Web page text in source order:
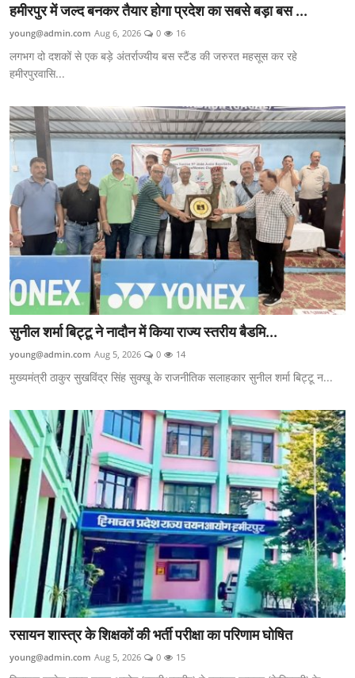
हमीरपुर में जल्द बनकर तैयार होगा प्रदेश का सबसे बड़ा बस ...
young@admin.com Aug 6, 2026 0 16
लगभग दो दशकों से एक बड़े अंतर्राज्यीय बस स्टैंड की जरुरत महसूस कर रहे
हमीरपुरवासि...
सुनील शर्मा बिट्टू ने नादौन में किया राज्य स्तरीय बैडमि...
young@admin.com Aug 5, 2026 0 14
मुख्यमंत्री ठाकुर सुखविंद्र सिंह सुक्खू के राजनीतिक सलाहकार सुनील शर्मा बिट्टू न...
रसायन शास्त्र के शिक्षकों की भर्ती परीक्षा का परिणाम घोषित
young@admin.com Aug 5, 2026 0 15